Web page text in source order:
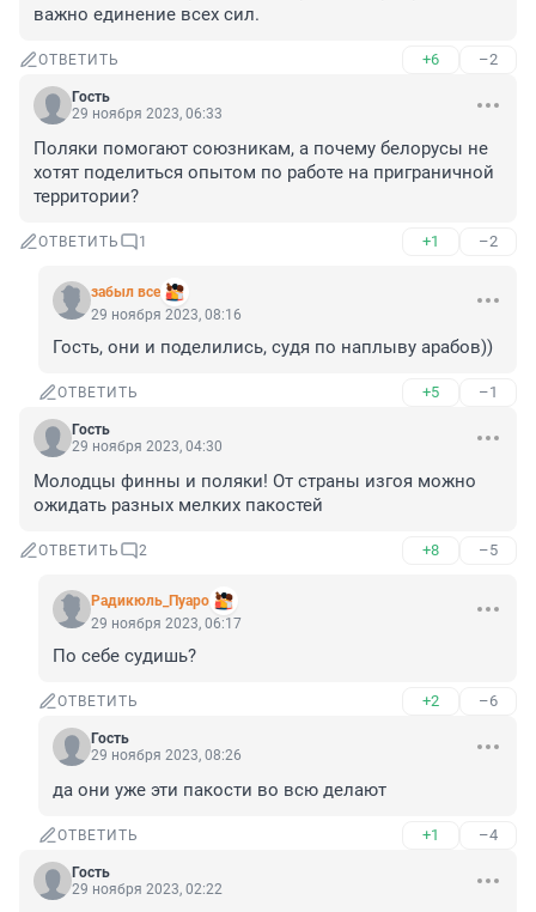
важно единение всех сил.
ОТВЕТИТЬ +6 –2
Гость
29 ноября 2023, 06:33
Поляки помогают союзникам, а почему белорусы не
хотят поделиться опытом по работе на приграничной
территории?
ОТВЕТИТЬ 1 +1 –2
забыл все
29 ноября 2023, 08:16
Гость, они и поделились, судя по наплыву арабов))
ОТВЕТИТЬ +5 –1
Гость
29 ноября 2023, 04:30
Молодцы финны и поляки! От страны изгоя можно
ожидать разных мелких пакостей
ОТВЕТИТЬ 2 +8 –5
Радикюль_Пуаро
29 ноября 2023, 06:17
По себе судишь?
ОТВЕТИТЬ +2 –6
Гость
29 ноября 2023, 08:26
да они уже эти пакости во всю делают
ОТВЕТИТЬ +1 –4
Гость
29 ноября 2023, 02:22